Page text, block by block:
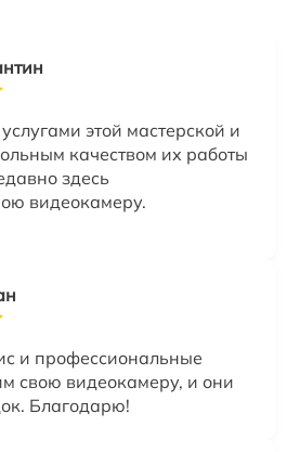
этой мастерской и
качеством их работы
здесь
видеокамеру.
и профессиональные
свою видеокамеру, и они
Благодарю!